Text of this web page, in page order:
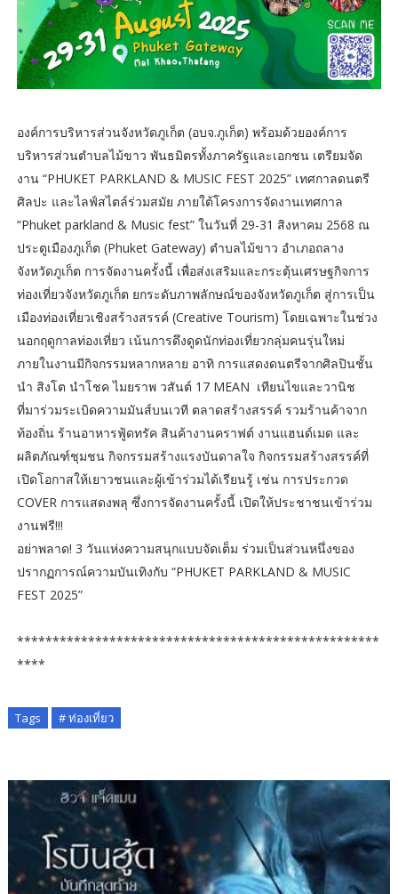
องค์การบริหารส่วนจังหวัดภูเก็ต (อบจ.ภูเก็ต) พร้อมด้วยองค์การ
บริหารส่วนตำบลไม้ขาว พันธมิตรทั้งภาครัฐและเอกชน เตรียมจัด
งาน “PHUKET PARKLAND & MUSIC FEST 2025” เทศกาลดนตรี
ศิลปะ และไลฟ์สไตล์ร่วมสมัย ภายใต้โครงการจัดงานเทศกาล
“Phuket parkland & Music fest” ในวันที่ 29-31 สิงหาคม 2568 ณ
ประตูเมืองภูเก็ต (Phuket Gateway) ตำบลไม้ขาว อำเภอถลาง
จังหวัดภูเก็ต การจัดงานครั้งนี้ เพื่อส่งเสริมและกระตุ้นเศรษฐกิจการ
ท่องเที่ยวจังหวัดภูเก็ต ยกระดับภาพลักษณ์ของจังหวัดภูเก็ต สู่การเป็น
เมืองท่องเที่ยวเชิงสร้างสรรค์ (Creative Tourism) โดยเฉพาะในช่วง
นอกฤดูกาลท่องเที่ยว เน้นการดึงดูดนักท่องเที่ยวกลุ่มคนรุ่นใหม่
ภายในงานมีกิจกรรมหลากหลาย อาทิ การแสดงดนตรีจากศิลปินชั้น
นำ สิงโต นำโชค ไมยราพ วสันต์ 17 MEAN เทียนไขและวานิช
ที่มาร่วมระเบิดความมันส์บนเวที ตลาดสร้างสรรค์ รวมร้านค้าจาก
ท้องถิ่น ร้านอาหารฟู้ดทรัค สินค้างานคราฟต์ งานแฮนด์เมด และ
ผลิตภัณฑ์ชุมชน กิจกรรมสร้างแรงบันดาลใจ กิจกรรมสร้างสรรค์ที่
เปิดโอกาสให้เยาวชนและผู้เข้าร่วมได้เรียนรู้ เช่น การประกวด
COVER การแสดงพลุ ซึ่งการจัดงานครั้งนี้ เปิดให้ประชาชนเข้าร่วม
งานฟรี!!!
อย่าพลาด! 3 วันแห่งความสนุกแบบจัดเต็ม ร่วมเป็นส่วนหนึ่งของ
ปรากฏการณ์ความบันเทิงกับ “PHUKET PARKLAND & MUSIC
FEST 2025”
***************************************************
****
Tags # ท่องเที่ยว